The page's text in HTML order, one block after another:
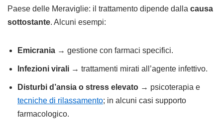
Paese delle Meraviglie: il trattamento dipende dalla causa
sottostante. Alcuni esempi:
Emicrania → gestione con farmaci specifici.
Infezioni virali → trattamenti mirati all’agente infettivo.
Disturbi d’ansia o stress elevato → psicoterapia e
tecniche di rilassamento; in alcuni casi supporto
farmacologico.